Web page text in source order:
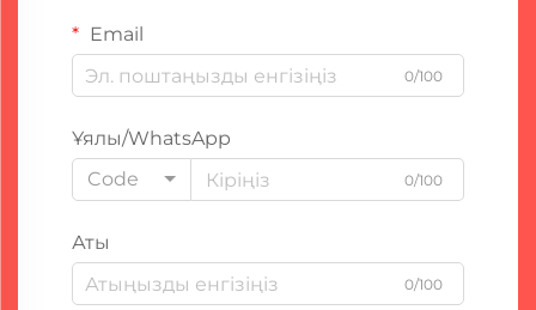
Email
0/100
Ұялы/WhatsApp
Code
0/100
Аты
0/100